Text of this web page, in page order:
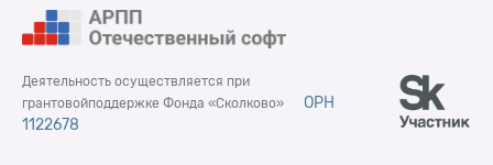
Деятельность осуществляется при
грантовойподдержке Фонда «Сколково»
ОРН
1122678